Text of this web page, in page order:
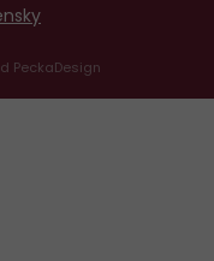
PeckaDesign